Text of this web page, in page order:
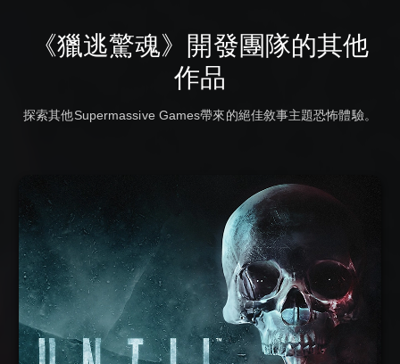
《獵逃驚魂》開發團隊的其他
作品
探索其他Supermassive Games帶來的絕佳敘事主題恐怖體驗。